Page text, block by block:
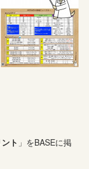
ト 」をBASEに掲